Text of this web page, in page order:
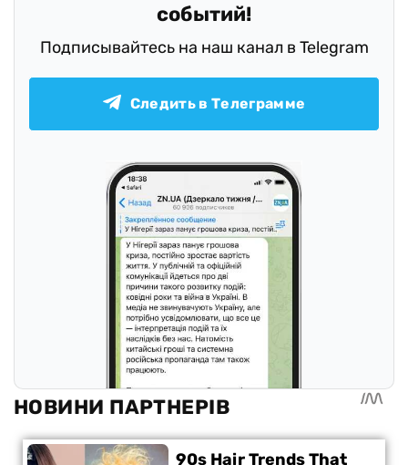
событий!
Подписывайтесь на наш канал в Telegram
Следить в Телеграмме